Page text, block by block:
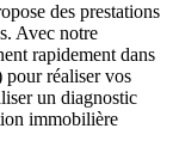
des prestations
Avec notre
rapidement dans
réaliser vos
un diagnostic
immobilière